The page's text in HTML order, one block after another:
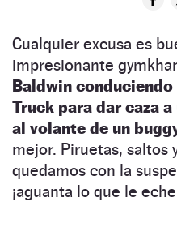
Cualquier excusa es
impresionante
Baldwin
Truck para dar caza
al volante de un
mejor. Piruetas, saltos
quedamos con la
¡aguanta lo que le